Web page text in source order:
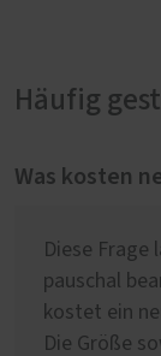
Häufig
Was kosten
Diese Frage
pauschal
kostet ein
Die Größe